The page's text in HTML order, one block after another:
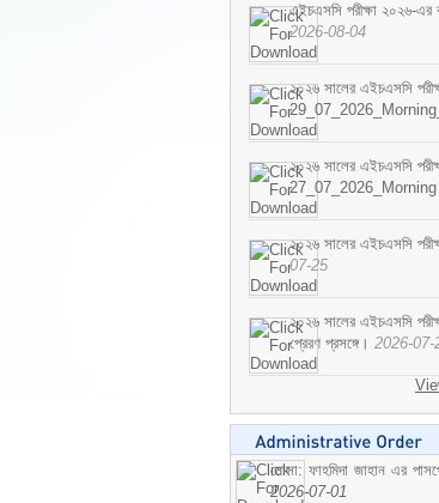
এইচএসসি পরীক্ষা ২০২৬-এর
2026-08-04
২০২৬ সালের এইচএসসি
২০২৬ সালের এইচএসসি
27_07_2026_Morning
২০২৬ সালের এইচএসসি
07-25
২০২৬ সালের এইচএসসি
প্রেরণ প্রসঙ্গে। 2026-07-
মোসা: ফাহমিদা জাহান এর
2026-07-01